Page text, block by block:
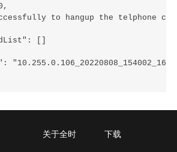
to hangup the telphone
[]
关于全时 下载